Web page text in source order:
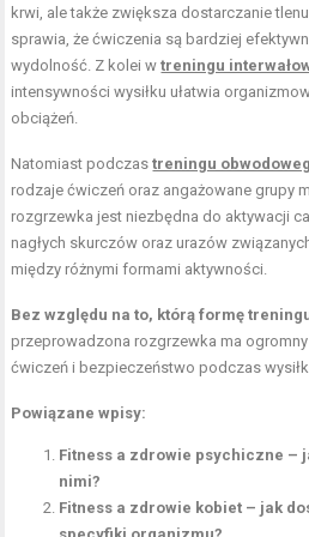
krwi, ale także zwiększa dostarczanie
sprawia, że ćwiczenia są bardziej
wydolność. Z kolei wtreningu
intensywności wysiłku ułatwia
obciążeń.
Natomiast podczastreningu
rodzaje ćwiczeń oraz angażowane grupy
rozgrzewka jest niezbędna do aktywacji
nagłych skurczów oraz urazów
między różnymi formami aktywności.
Bez względu na to, którą formę
przeprowadzona rozgrzewka ma
ćwiczeń i bezpieczeństwo podczas
Powiązane wpisy:
Fitness a zdrowie psychiczne –
nimi?
Fitness a zdrowie kobiet – jak